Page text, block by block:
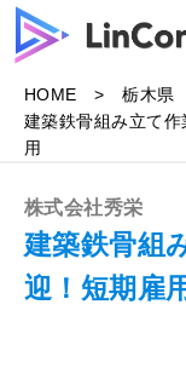
HOME 栃木県
建築鉄骨組み立て
用
株式会社秀栄
建築鉄骨組
迎！短期雇